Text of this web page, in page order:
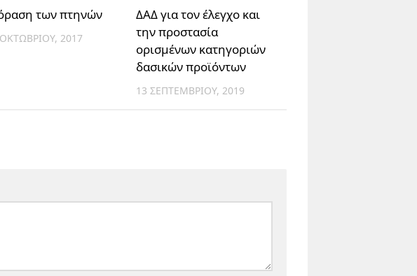
των πτηνών
2017
ΔΑΔ για τον έλεγχο και
την προστασία
ορισμένων κατηγοριών
δασικών προϊόντων
13 ΣΕΠΤΕΜΒΡΊΟΥ, 2019